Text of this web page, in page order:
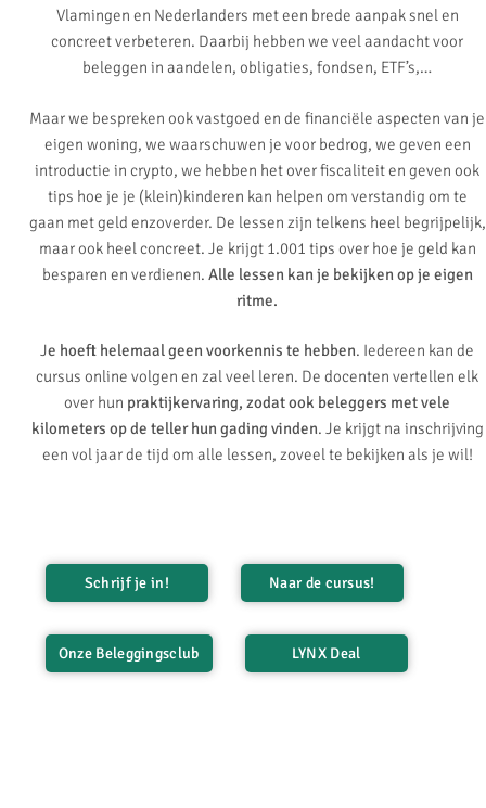
Vlamingen en Nederlanders met een brede aanpak snel en
concreet verbeteren. Daarbij hebben we veel aandacht voor
beleggen in aandelen, obligaties, fondsen, ETF’s,…
Maar we bespreken ook vastgoed en de financiële aspecten van je
eigen woning, we waarschuwen je voor bedrog, we geven een
introductie in crypto, we hebben het over fiscaliteit en geven ook
tips hoe je je (klein)kinderen kan helpen om verstandig om te
gaan met geld enzoverder. De lessen zijn telkens heel begrijpelijk,
maar ook heel concreet. Je krijgt 1.001 tips over hoe je geld kan
besparen en verdienen. Alle lessen kan je bekijken op je eigen
ritme.
Je hoeft helemaal geen voorkennis te hebben. Iedereen kan de
cursus online volgen en zal veel leren. De docenten vertellen elk
over hun praktijkervaring, zodat ook beleggers met vele
kilometers op de teller hun gading vinden. Je krijgt na inschrijving
een vol jaar de tijd om alle lessen, zoveel te bekijken als je wil!
Schrijf je in! Naar de cursus!
Onze Beleggingsclub LYNX Deal